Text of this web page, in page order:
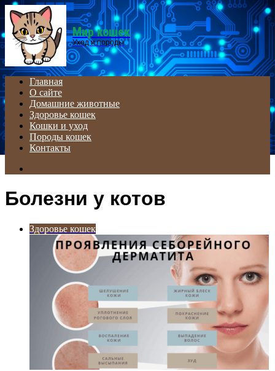
Menu
Мир кошек
Уход и породы
Главная
О сайте
Домашние животные
Здоровье кошек
Кошки и уход
Породы кошек
Контакты
Болезни у котов
Здоровье кошек